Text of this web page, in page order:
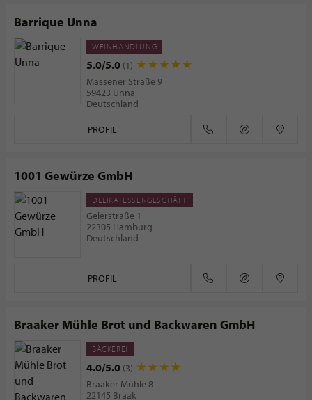
Barrique Unna
WEINHANDLUNG
5.0/5.0 (1)
Massener Straße 9
59423 Unna
Deutschland
PROFIL
1001 Gewürze GmbH
DELIKATESSENGESCHÄFT
Geierstraße 1
22305 Hamburg
Deutschland
PROFIL
Braaker Mühle Brot und Backwaren GmbH
BÄCKEREI
4.0/5.0 (3)
Braaker Mühle 8
22145 Braak